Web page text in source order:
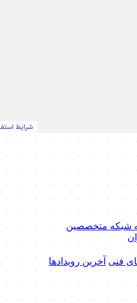
شبکه متخصصین
فنی آخرین رویدادها